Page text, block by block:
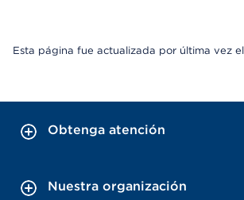
Esta página fue actualizada por última vez
Obtenga atención
Nuestra organización